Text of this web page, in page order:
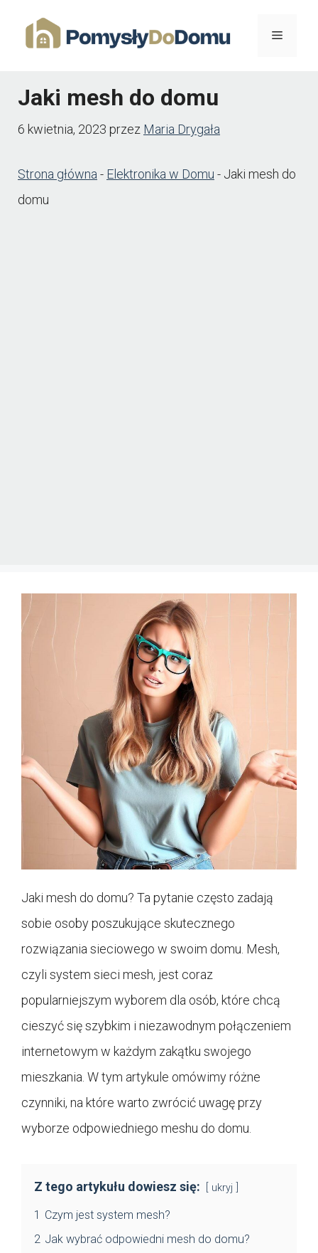
Menu
Jaki mesh do domu
6 kwietnia, 2023 przez Maria Drygała
Strona główna - Elektronika w Domu - Jaki mesh do
domu
Jaki mesh do domu? Ta pytanie często zadają
sobie osoby poszukujące skutecznego
rozwiązania sieciowego w swoim domu. Mesh,
czyli system sieci mesh, jest coraz
popularniejszym wyborem dla osób, które chcą
cieszyć się szybkim i niezawodnym połączeniem
internetowym w każdym zakątku swojego
mieszkania. W tym artykule omówimy różne
czynniki, na które warto zwrócić uwagę przy
wyborze odpowiedniego meshu do domu.
Z tego artykułu dowiesz się: ukryj
1 Czym jest system mesh?
2 Jak wybrać odpowiedni mesh do domu?